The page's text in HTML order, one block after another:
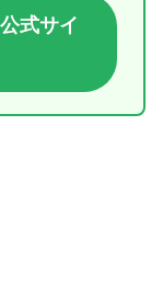
式サイ